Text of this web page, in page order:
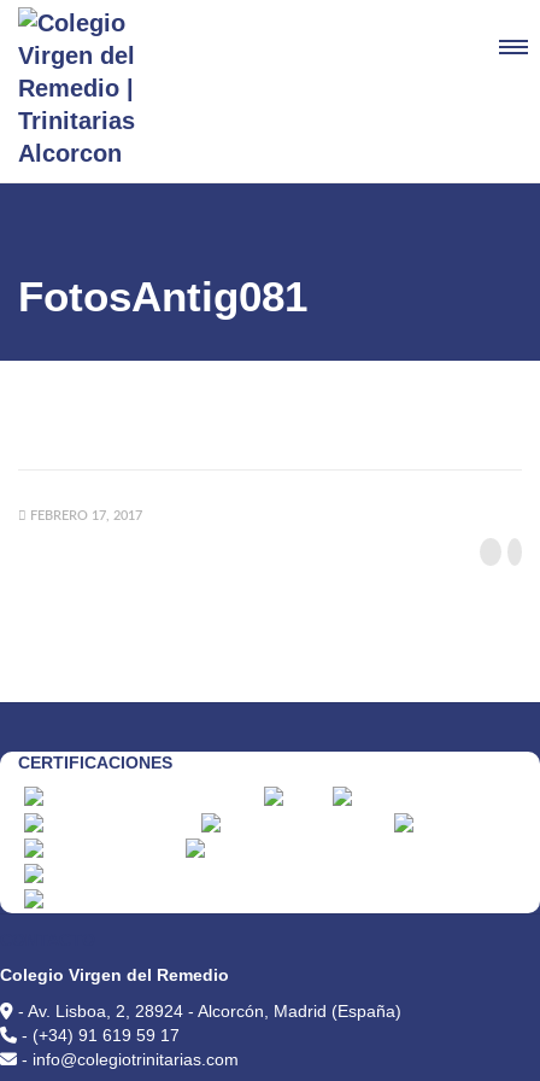
FotosAntig081
FEBRERO 17, 2017
CERTIFICACIONES
Colegio Virgen del Remedio
- Av. Lisboa, 2, 28924 - Alcorcón, Madrid (España)
- (+34) 91 619 59 17
- info@colegiotrinitarias.com